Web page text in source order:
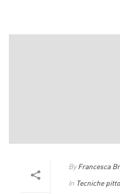
By Francesca
In Tecniche